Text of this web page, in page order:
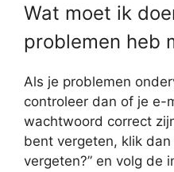
Wat moet ik
problemen heb
Als je problemen
controleer dan of je e-
wachtwoord correct
bent vergeten, klik dan
vergeten?” en volg de